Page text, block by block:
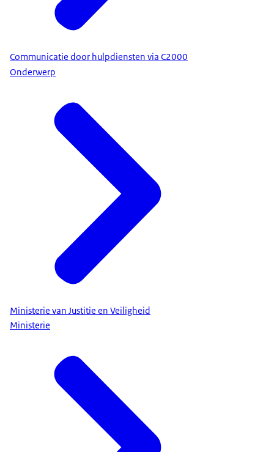
Communicatie door hulpdiensten via C2000
Onderwerp
Ministerie van Justitie en Veiligheid
Ministerie